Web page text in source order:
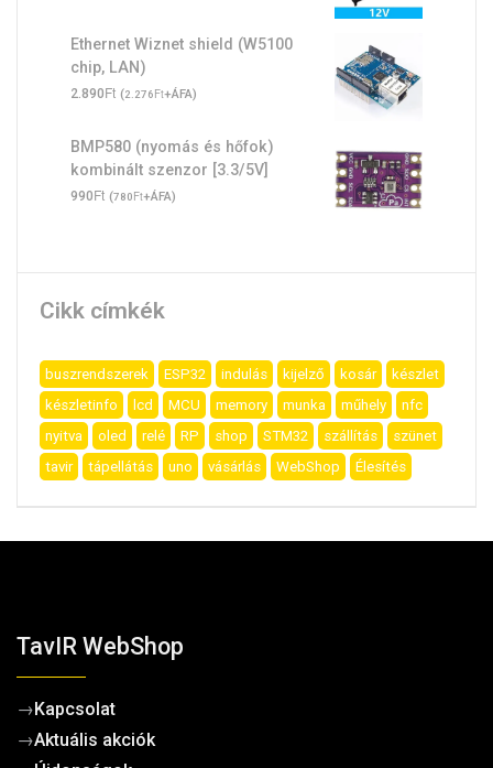
Ethernet Wiznet shield (W5100
chip, LAN)
2.890Ft (2.276Ft+ÁFA)
BMP580 (nyomás és hőfok)
kombinált szenzor [3.3/5V]
990Ft (780Ft+ÁFA)
Cikk címkék
buszrendszerek ESP32 indulás kijelző kosár
készlet
készletinfo
lcd MCU memory munka műhely
nfc
nyitva
oled relé RP shop STM32 szállítás
szünet
tavir
tápellátás uno vásárlás WebShop Élesítés
TavIR WebShop
→Kapcsolat
→Aktuális akciók